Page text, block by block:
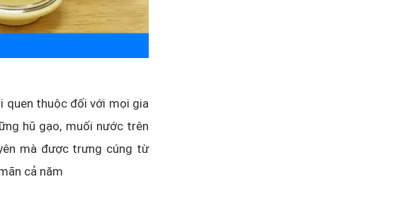
quen thuộc đối với mọi gia
hũ gạo, muối nước trên
mà được trưng cúng từ
cả năm